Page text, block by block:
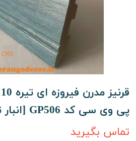
پی وی سی کد GP506 [انبار تهران]
تماس بگیرید